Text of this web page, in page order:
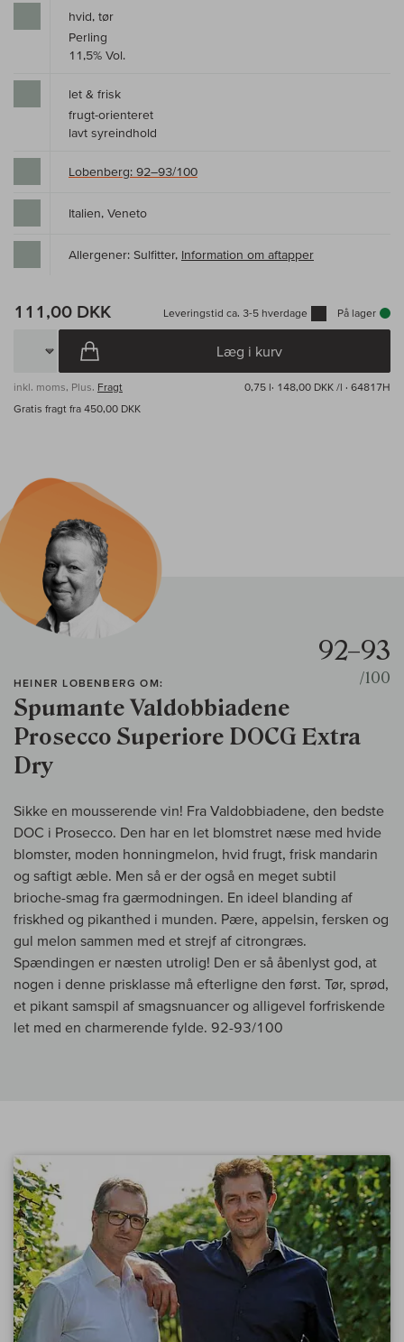
hvid, tør
Perling
11,5% Vol.
let & frisk
frugt-orienteret
lavt syreindhold
Lobenberg: 92–93/100
Italien, Veneto
Allergener: Sulfitter, Information om aftapper
111,00 DKK Leveringstid ca. 3-5 hverdage På lager
Læg i kurv
inkl. moms, Plus. Fragt 0,75 l· 148,00 DKK /l · 64817H
Gratis fragt fra 450,00 DKK
HEINER LOBENBERG OM:
Spumante Valdobbiadene
Prosecco Superiore DOCG Extra
Dry
92–93
/100
Sikke en mousserende vin! Fra Valdobbiadene, den bedste
DOC i Prosecco. Den har en let blomstret næse med hvide
blomster, moden honningmelon, hvid frugt, frisk mandarin
og saftigt æble. Men så er der også en meget subtil
brioche-smag fra gærmodningen. En ideel blanding af
friskhed og pikanthed i munden. Pære, appelsin, fersken og
gul melon sammen med et strejf af citrongræs.
Spændingen er næsten utrolig! Den er så åbenlyst god, at
nogen i denne prisklasse må efterligne den først. Tør, sprød,
et pikant samspil af smagsnuancer og alligevel forfriskende
let med en charmerende fylde. 92-93/100